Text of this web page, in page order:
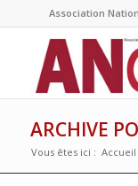
Association
ARCHIVE
Vous êtes ici : Accueil